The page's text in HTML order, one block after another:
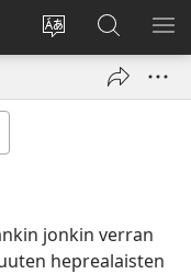
Vaihda
sivuston
Kirjaudu
(avaa
Hae
JW.ORG-
sivustolta
jonkin verran
heprealaisten